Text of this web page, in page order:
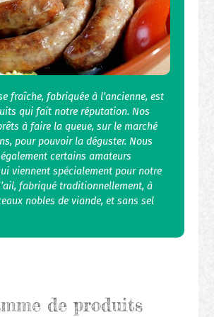
fraîche, fabriquée à l’ancienne, est
qui fait notre réputation. Nos
à faire la queue, sur le marché
pour pouvoir la déguster. Nous
certains amateurs
viennent spécialement pour notre
fabriqué traditionnellement, à
nobles de viande, et sans sel
de produits